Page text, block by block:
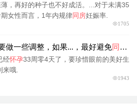
，再好的种子也不好成活。...对于未满35
女性而言，1年内规律同房妊娠率.
1705
做一些调整，如果...，最好避免同
经怀孕33周零4天了，要珍惜眼前的美好生
哦.
1943